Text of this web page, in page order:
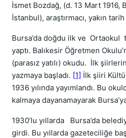
İsmet Bozdağ, (d. 13 Mart 1916,
İstanbul), araştırmacı, yakın tarih
Bursa’da doğdu ilk ve Ortaokul
yaptı. Balıkesir Öğretmen
(parasız yatılı) okudu. İlk
yazmaya başladı. [1] İlk şiiri
1936 yılında yayımlandı. Bu
kalmaya dayanamayarak
1930’lu yıllarda Bursa’da
girdi. Bu yıllarda gazeteciliğe